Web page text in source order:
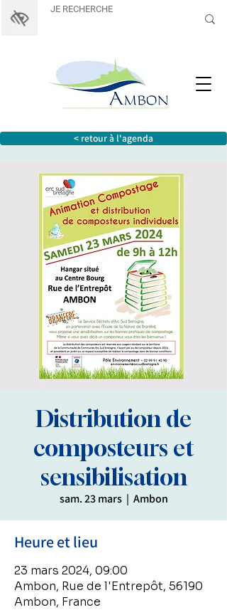
< retour à l'agenda
Distribution de
composteurs et
sensibilisation
sam. 23 mars
  |
Ambon
Heure et lieu
23 mars 2024, 09:00
Ambon, Rue de l'Entrepôt, 56190
Ambon, France